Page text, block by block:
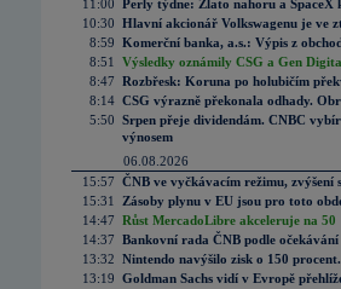
11:00 Perly týdne: Zlato nahoru a SpaceX
10:30 Hlavní akcionář Volkswagenu je ve
8:59 Komerční banka, a.s.: Výpis z
8:51
Výsledky oznámily CSG a Gen
8:47 Rozbřesk: Koruna po holubičím
8:14 CSG výrazně překonala odhady.
5:50 Srpen přeje dividendám. CNBC
výnosem
06.08.2026
15:57 ČNB ve vyčkávacím režimu, zvýšení
15:31
Zásoby plynu v EU jsou pro toto
14:47 Růst MercadoLibre akceleruje na
14:37 Bankovní rada ČNB podle
13:32 Nintendo navýšilo zisk o 150
13:19 Goldman Sachs vidí v Evropě